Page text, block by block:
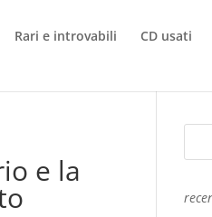
Rari e introvabili CD usati
e la